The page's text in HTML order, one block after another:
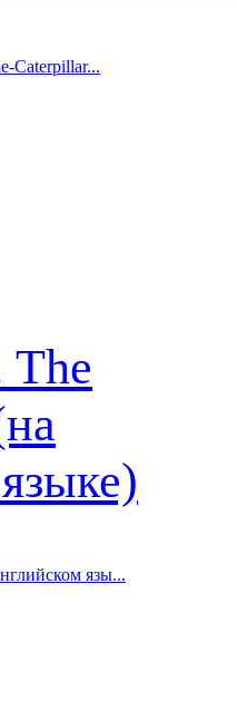
Caterpillar...
язы...